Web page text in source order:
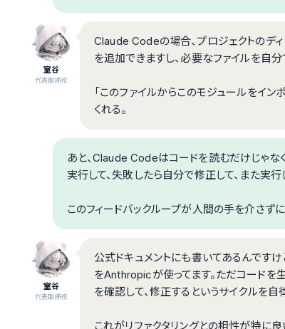
室谷
代表取締役
Claude Codeの場合、プロジェクトのディ
を追加できますし、必要なファイルを自分
「このファイルからこのモジュールをイン
くれる。
あと、Claude Codeはコードを読むだけじゃな
実行して、失敗したら自分で修正して、また実行
このフィードバックループが人間の手を介さず
室谷
代表取締役
公式ドキュメントにも書いてあるんです
をAnthropicが使ってます。ただコードを
を確認して、修正するというサイクルを自
これがリファクタリングとの相性が特に良